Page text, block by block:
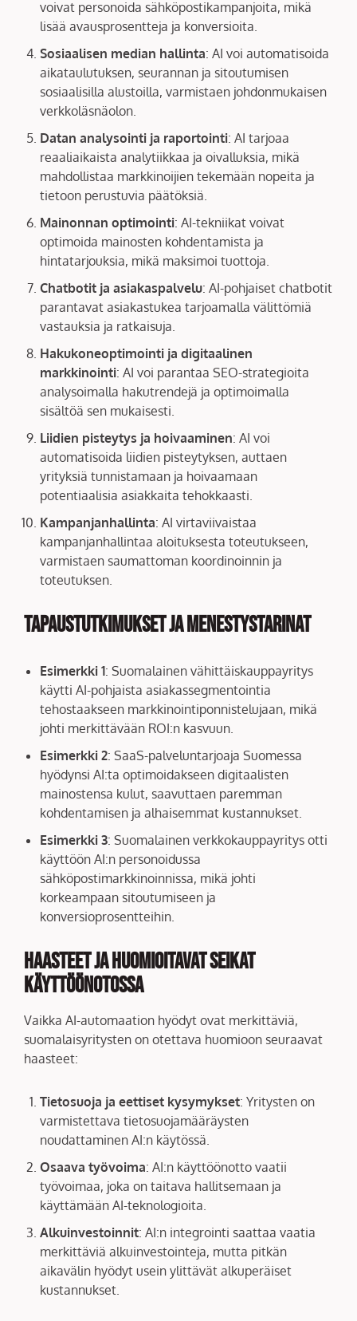
voivat personoida sähköpostikampanjoita, mikä
lisää avausprosentteja ja konversioita.
Sosiaalisen median hallinta: AI voi automatisoida
aikataulutuksen, seurannan ja sitoutumisen
sosiaalisilla alustoilla, varmistaen johdonmukaisen
verkkoläsnäolon.
Datan analysointi ja raportointi: AI tarjoaa
reaaliaikaista analytiikkaa ja oivalluksia, mikä
mahdollistaa markkinoijien tekemään nopeita ja
tietoon perustuvia päätöksiä.
Mainonnan optimointi: AI-tekniikat voivat
optimoida mainosten kohdentamista ja
hintatarjouksia, mikä maksimoi tuottoja.
Chatbotit ja asiakaspalvelu: AI-pohjaiset chatbotit
parantavat asiakastukea tarjoamalla välittömiä
vastauksia ja ratkaisuja.
Hakukoneoptimointi ja digitaalinen
markkinointi: AI voi parantaa SEO-strategioita
analysoimalla hakutrendejä ja optimoimalla
sisältöä sen mukaisesti.
Liidien pisteytys ja hoivaaminen: AI voi
automatisoida liidien pisteytyksen, auttaen
yrityksiä tunnistamaan ja hoivaamaan
potentiaalisia asiakkaita tehokkaasti.
Kampanjanhallinta: AI virtaviivaistaa
kampanjanhallintaa aloituksesta toteutukseen,
varmistaen saumattoman koordinoinnin ja
toteutuksen.
Tapaustutkimukset ja menestystarinat
Esimerkki 1: Suomalainen vähittäiskauppayritys
käytti AI-pohjaista asiakassegmentointia
tehostaakseen markkinointiponnistelujaan, mikä
johti merkittävään ROI:n kasvuun.
Esimerkki 2: SaaS-palveluntarjoaja Suomessa
hyödynsi AI:ta optimoidakseen digitaalisten
mainostensa kulut, saavuttaen paremman
kohdentamisen ja alhaisemmat kustannukset.
Esimerkki 3: Suomalainen verkkokauppayritys otti
käyttöön AI:n personoidussa
sähköpostimarkkinoinnissa, mikä johti
korkeampaan sitoutumiseen ja
konversioprosentteihin.
Haasteet ja huomioitavat seikat
käyttöönotossa
Vaikka AI-automaation hyödyt ovat merkittäviä,
suomalaisyritysten on otettava huomioon seuraavat
haasteet:
Tietosuoja ja eettiset kysymykset: Yritysten on
varmistettava tietosuojamääräysten
noudattaminen AI:n käytössä.
Osaava työvoima: AI:n käyttöönotto vaatii
työvoimaa, joka on taitava hallitsemaan ja
käyttämään AI-teknologioita.
Alkuinvestoinnit: AI:n integrointi saattaa vaatia
merkittäviä alkuinvestointeja, mutta pitkän
aikavälin hyödyt usein ylittävät alkuperäiset
kustannukset.